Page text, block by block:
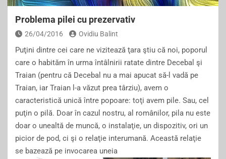
Problema pilei cu prezervativ
26/04/2016 Ovidiu Balint
Puţini dintre cei care ne vizitează ţara ştiu că noi, poporul
care o habităm în urma întâlnirii ratate dintre Decebal şi
Traian (pentru că Decebal nu a mai apucat să-l vadă pe
Traian, iar Traian l-a văzut prea târziu), avem o
caracteristică unică între popoare: toţi avem pile. Sau, cel
puţin o pilă. Doar în cazul nostru, al românilor, pila nu este
doar o unealtă de muncă, o instalaţie, un dispozitiv, ori un
picior de pod, ci şi o relaţie interumană. Această relaţie
se bazează pe invocarea uneia